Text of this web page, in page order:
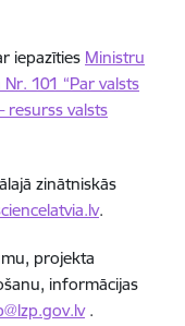
iepazīties Ministru
101 “Par valsts
resurss valsts
zinātniskās
.
projekta
informācijas
.